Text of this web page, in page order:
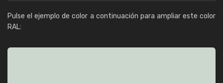
Pulse el ejemplo de color a continuación para ampliar este color
RAL: